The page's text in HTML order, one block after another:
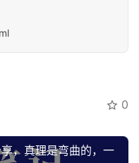
0
，真理是弯曲的，一